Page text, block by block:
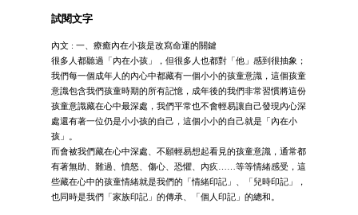
試閱文字
內文 : 一、療癒內在小孩是改寫命運的關鍵
很多人都聽過「內在小孩」，但很多人也都對「他」感到很抽象；
我們每一個成年人的內心中都藏有一個小小的孩童意識，這個孩童
意識包含我們孩童時期的所有記憶，成年後的我們非常習慣將這份
孩童意識藏在心中最深處，我們平常也不會輕易讓自己發現內心深
處還有著一位仍是小小孩的自己，這個小小的自己就是「內在小
孩」。
而會被我們藏在心中深處、不願輕易想起看見的孩童意識，通常都
有著無助、難過、憤怒、傷心、恐懼、內疚……等等情緒感受，這
些藏在心中的孩童情緒就是我們的「情緒印記」、「兒時印記」，
也同時是我們「家族印記」的傳承、「個人印記」的總和。